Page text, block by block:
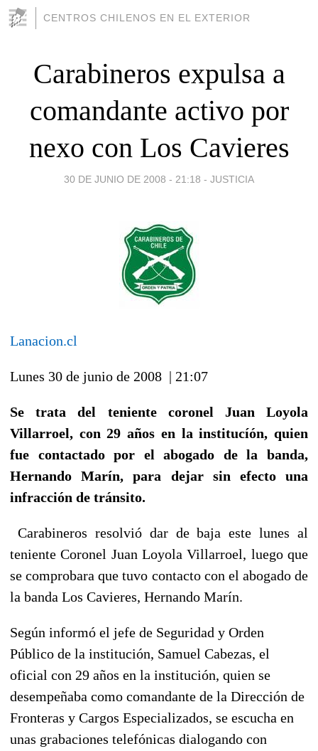
CENTROS CHILENOS EN EL EXTERIOR
Carabineros expulsa a
comandante activo por
nexo con Los Cavieres
30 DE JUNIO DE 2008 - 21:18 - JUSTICIA
Lanacion.cl
Lunes 30 de junio de 2008 | 21:07
Se trata del teniente coronel Juan Loyola
Villarroel, con 29 años en la institucíón, quien
fue contactado por el abogado de la banda,
Hernando Marín, para dejar sin efecto una
infracción de tránsito.
Carabineros resolvió dar de baja este lunes al
teniente Coronel Juan Loyola Villarroel, luego que
se comprobara que tuvo contacto con el abogado de
la banda Los Cavieres, Hernando Marín.
Según informó el jefe de Seguridad y Orden
Público de la institución, Samuel Cabezas, el
oficial con 29 años en la institución, quien se
desempeñaba como comandante de la Dirección de
Fronteras y Cargos Especializados, se escucha en
unas grabaciones telefónicas dialogando con